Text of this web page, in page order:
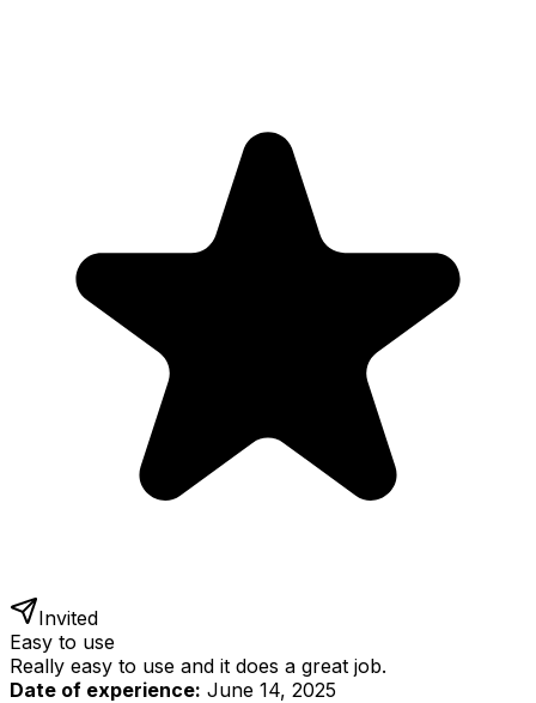
Invited
Easy to use
Really easy to use and it does a great job.
Date of experience: June 14, 2025